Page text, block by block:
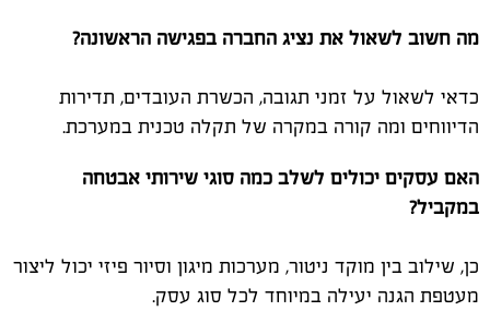
מה חשוב לשאול את נציג החברה בפגישה הראשונה?
כדאי לשאול על זמני תגובה, הכשרת העובדים, תדירות
הדיווחים ומה קורה במקרה של תקלה טכנית במערכת.
האם עסקים יכולים לשלב כמה סוגי שירותי אבטחה
במקביל?
כן, שילוב בין מוקד ניטור, מערכות מיגון וסיור פיזי יכול ליצור
מעטפת הגנה יעילה במיוחד לכל סוג עסק.